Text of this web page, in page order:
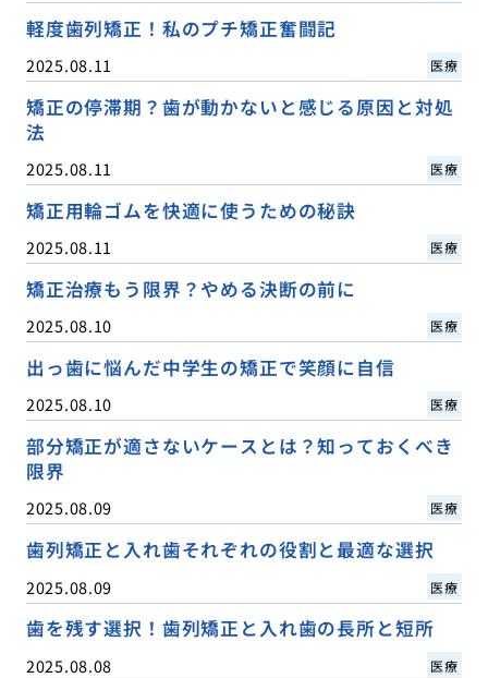
軽度歯列矯正！私のプチ矯正奮闘記
2025.08.11 医療
矯正の停滞期？歯が動かないと感じる原因と対処
法
2025.08.11 医療
矯正用輪ゴムを快適に使うための秘訣
2025.08.11 医療
矯正治療もう限界？やめる決断の前に
2025.08.10 医療
出っ歯に悩んだ中学生の矯正で笑顔に自信
2025.08.10 医療
部分矯正が適さないケースとは？知っておくべき
限界
2025.08.09 医療
歯列矯正と入れ歯それぞれの役割と最適な選択
2025.08.09 医療
歯を残す選択！歯列矯正と入れ歯の長所と短所
2025.08.08 医療